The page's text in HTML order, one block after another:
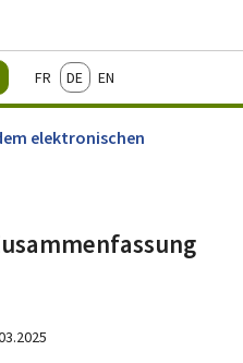
FrançaisDeutschEnglish
elektronischen